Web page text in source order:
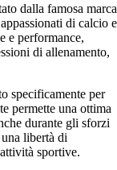
dalla famosa marca
di calcio e
e performance,
di allenamento,
specificamente per
permette una ottima
durante gli sforzi
libertà di
sportive.